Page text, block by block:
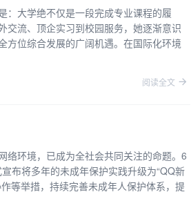
：大学绝不仅是一段完成专业课程的履
交流、顶企实习到校园服务，她逐渐意识
方位综合发展的广阔机遇。在国际化环境
阅读全文
络环境，已成为全社会共同关注的命题。6
布将多年的未成年保护实践升级为“QQ新
等举措，持续完善未成年人保护体系，提